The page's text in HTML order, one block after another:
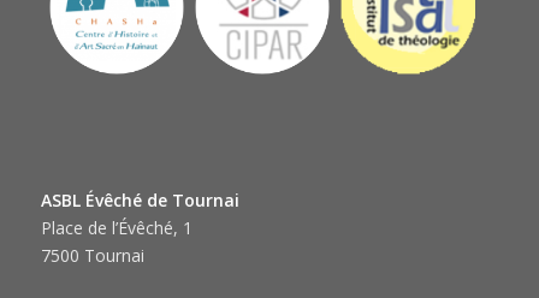
ASBL Évêché de Tournai
Place de l’Évêché, 1
7500 Tournai